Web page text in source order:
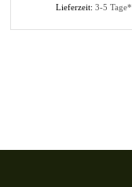
Lieferzeit: 3-5 Tage*